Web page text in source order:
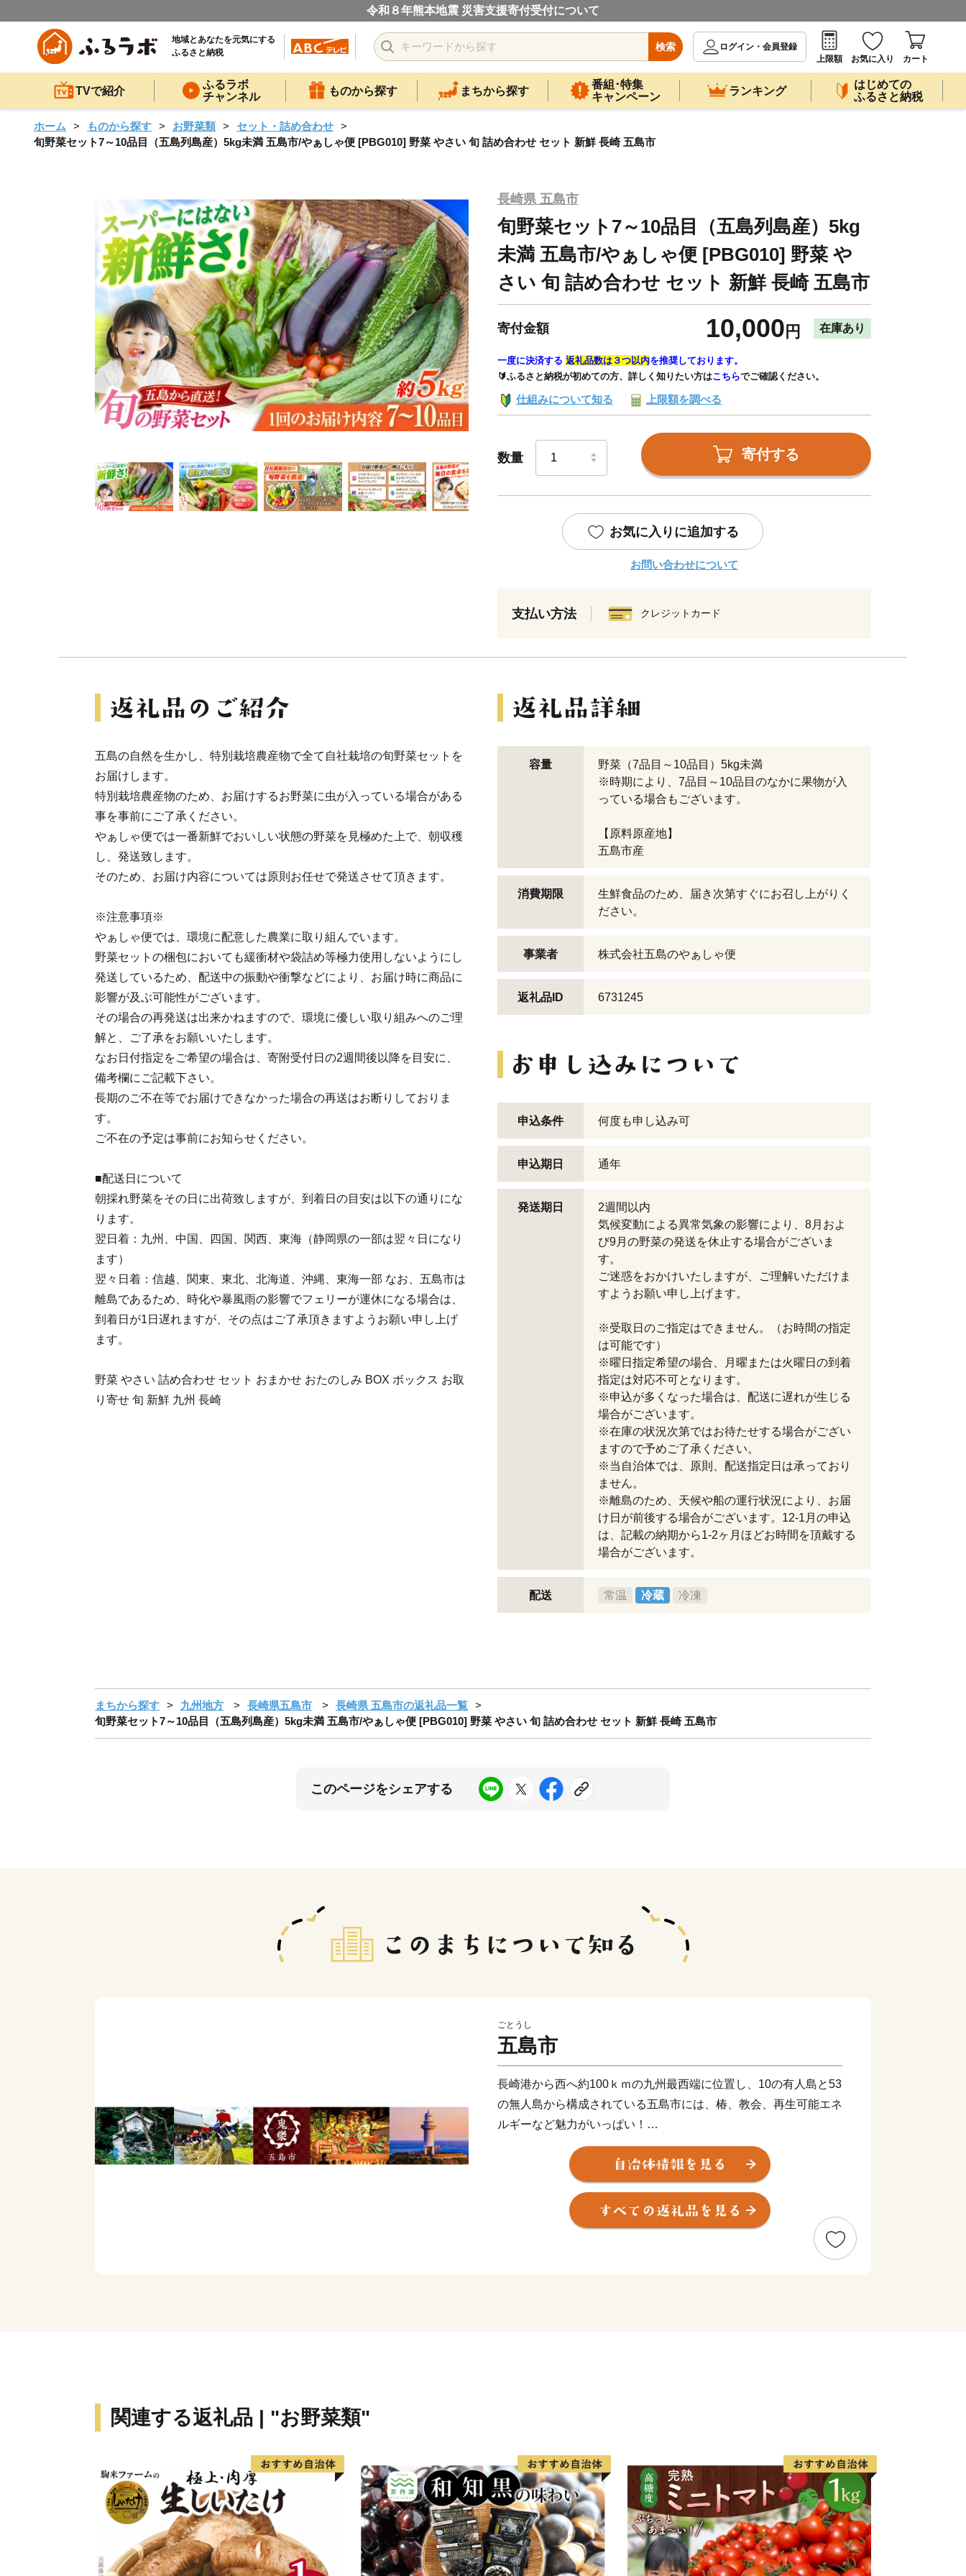
令和８年熊本地震 災害支援寄付受付について
地域とあなたを元気にする
ふるさと納税
検索
ログイン・会員登録
上限額
お気に入り カート
TVで紹介
ふるラボ
チャンネル
ものから探す まちから探す
番組･特集
キャンペーン
ランキング
はじめての
ふるさと納税
ホーム ものから探す お野菜類
セット・詰め合わせ
旬野菜セット7～10品目（五島列島産）5kg未満 五島市/やぁしゃ便 [PBG010] 野菜 やさい 旬 詰め合わせ セット 新鮮 長崎 五島市
長崎県 五島市
旬野菜セット7～10品目（五島列島産）5kg
未満 五島市/やぁしゃ便 [PBG010] 野菜 や
さい 旬 詰め合わせ セット 新鮮 長崎 五島市
寄付金額 10,000 円 在庫あり
一度に決済する 返礼品数は３つ以内を推奨しております。
🔰ふるさと納税が初めての方、詳しく知りたい方はこちらでご確認ください。
仕組みについて知る 上限額を調べる
数量 寄付する
お気に入りに追加する
お問い合わせについて
支払い方法 クレジットカード
五島の自然を生かし、特別栽培農産物で全て自社栽培の旬野菜セットを
お届けします。
特別栽培農産物のため、お届けするお野菜に虫が入っている場合がある
事を事前にご了承ください。
やぁしゃ便では一番新鮮でおいしい状態の野菜を見極めた上で、朝収穫
し、発送致します。
そのため、お届け内容については原則お任せで発送させて頂きます。
※注意事項※
やぁしゃ便では、環境に配意した農業に取り組んでいます。
野菜セットの梱包においても緩衝材や袋詰め等極力使用しないようにし
発送しているため、配送中の振動や衝撃などにより、お届け時に商品に
影響が及ぶ可能性がございます。
その場合の再発送は出来かねますので、環境に優しい取り組みへのご理
解と、ご了承をお願いいたします。
なお日付指定をご希望の場合は、寄附受付日の2週間後以降を目安に、
備考欄にご記載下さい。
長期のご不在等でお届けできなかった場合の再送はお断りしておりま
す。
ご不在の予定は事前にお知らせください。
■配送日について
朝採れ野菜をその日に出荷致しますが、到着日の目安は以下の通りにな
ります。
翌日着：九州、中国、四国、関西、東海（静岡県の一部は翌々日になり
ます）
翌々日着：信越、関東、東北、北海道、沖縄、東海一部 なお、五島市は
離島であるため、時化や暴風雨の影響でフェリーが運休になる場合は、
到着日が1日遅れますが、その点はご了承頂きますようお願い申し上げ
ます。
野菜 やさい 詰め合わせ セット おまかせ おたのしみ BOX ボックス お取
り寄せ 旬 新鮮 九州 長崎
容量
野菜（7品目～10品目）5kg未満
※時期により、7品目～10品目のなかに果物が入
っている場合もございます。
【原料原産地】
五島市産
消費期限
生鮮食品のため、届き次第すぐにお召し上がりく
ださい。
事業者 株式会社五島のやぁしゃ便
返礼品ID 6731245
申込条件 何度も申し込み可
申込期日 通年
発送期日
2週間以内
気候変動による異常気象の影響により、8月およ
び9月の野菜の発送を休止する場合がございま
す。
ご迷惑をおかけいたしますが、ご理解いただけま
すようお願い申し上げます。
※受取日のご指定はできません。（お時間の指定
は可能です）
※曜日指定希望の場合、月曜または火曜日の到着
指定は対応不可となります。
※申込が多くなった場合は、配送に遅れが生じる
場合がございます。
※在庫の状況次第ではお待たせする場合がござい
ますので予めご了承ください。
※当自治体では、原則、配送指定日は承っており
ません。
※離島のため、天候や船の運行状況により、お届
け日が前後する場合がございます。12-1月の申込
は、記載の納期から1-2ヶ月ほどお時間を頂戴する
場合がございます。
配送 常温 冷蔵 冷凍
まちから探す 九州地方 長崎県五島市
長崎県 五島市の返礼品一覧
旬野菜セット7～10品目（五島列島産）5kg未満 五島市/やぁしゃ便 [PBG010] 野菜 やさい 旬 詰め合わせ セット 新鮮 長崎 五島市
このページをシェアする
ごとうし
五島市
長崎港から西へ約100ｋｍの九州最西端に位置し、10の有人島と53
の無人島から構成されている五島市には、椿、教会、再生可能エネ
ルギーなど魅力がいっぱい！
鮮魚、五島牛、美豚、地鶏や椿油など、フレッシュな返礼品をお届
平成３０年７月には「長崎と天草地方の潜伏キリシタン関連遺産」
が世界遺産に登録されました。 五島市には「久賀島の集落」と
「奈留の江上集落」の２つの構成資産があります。
厳しい禁教期を生き抜いた信徒を見守ってきた教会が、今でも静か
関連する返礼品 | "お野菜類"